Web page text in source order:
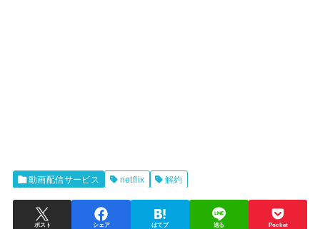
動画配信サービス netflix 解約
ポスト シェア はてブ 送る Pocket